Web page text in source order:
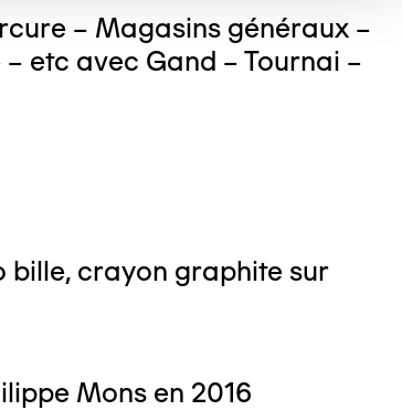
– Magasins généraux –
etc avec Gand – Tournai –
bille, crayon graphite sur
Mons en 2016